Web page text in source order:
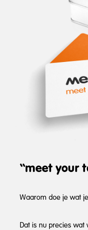
“meet your
Waarom doe je wat
Dat is nu precies